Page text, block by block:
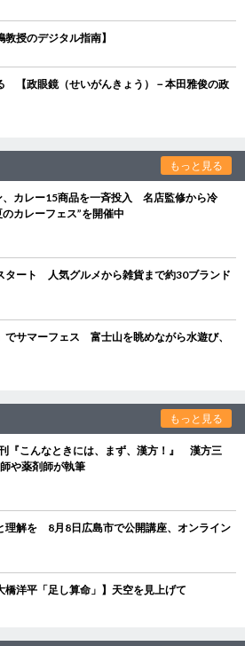
授のデジタル指南】
【政眼鏡（せいがんきょう）－本田雅俊の政
もっと見る
、カレー15商品を一斉投入 名店監修から冷
カレーフェス”を開催中
タート 人気グルメから雑貨まで約30ブランド
でサマーフェス 富士山を眺めながら水遊び、
もっと見る
『こんなときには、まず、漢方！』 漢方三
や薬剤師が執筆
理解を 8月8日広島市で公開講座、オンライン
橋洋平「足し算命」】天空を見上げて